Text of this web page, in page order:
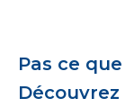
Pas ce